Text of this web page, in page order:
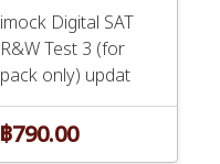
imock Digital SAT
R&W Test 3 (for
pack only) updat
฿790.00